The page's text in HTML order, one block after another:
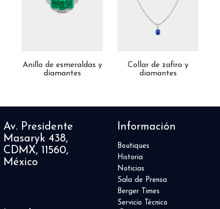
Anillo de esmeraldas y
diamantes
Collar de zafiro y
diamantes
Av. Presidente
Masaryk 438,
CDMX, 11560,
México
Información
Boutiques
Historia
Noticias
Sala de Prensa
Berger Times
Servicio Técnico